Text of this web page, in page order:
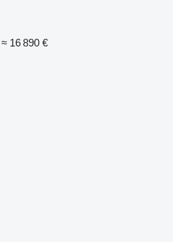
≈ 16 890 €